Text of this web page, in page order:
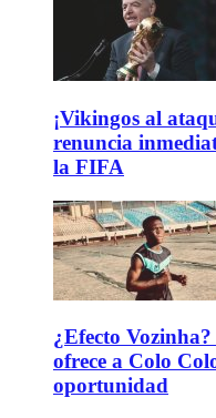
¡Vikingos al
renuncia
la FIFA
¿Efecto
ofrece a Colo
oportunidad